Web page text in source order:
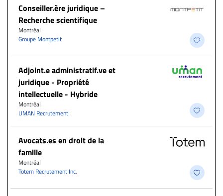
Conseiller.ère juridique –
Recherche scientifique
Montréal
Groupe Montpetit
Adjoint.e administratif.ve et
juridique - Propriété
intellectuelle - Hybride
Montréal
UMAN Recrutement
Avocats.es en droit de la
famille
Montréal
Totem Recrutement Inc.